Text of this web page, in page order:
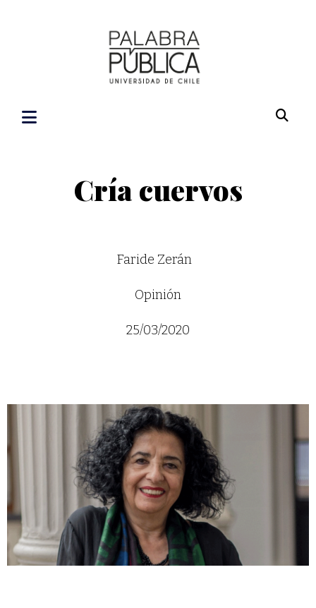
Cría cuervos
Faride Zerán
Opinión
25/03/2020